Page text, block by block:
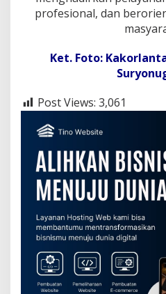
profesional, dan
Ket. Foto:
Post Views: 3,061